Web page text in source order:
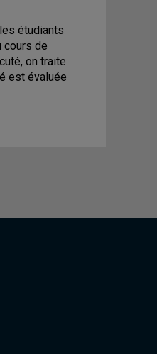
étudiants
cours de
on traite
est évaluée